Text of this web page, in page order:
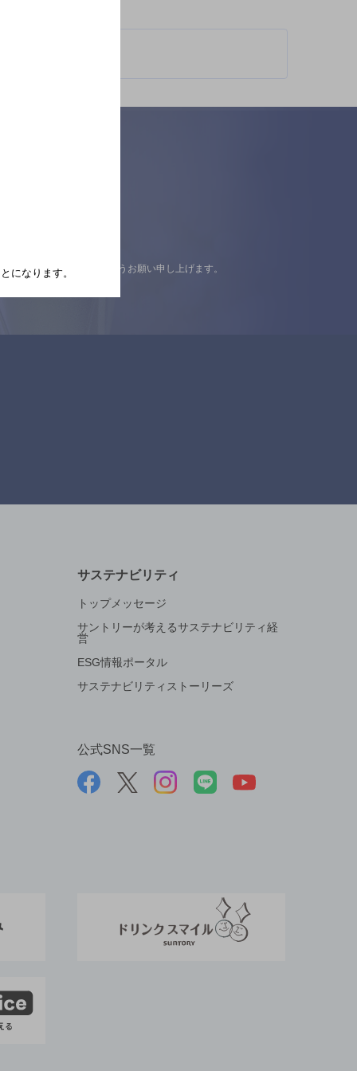
上ご来店くださいますようお願い申し上げます。
サステナビリティ
トップメッセージ
サントリーが考えるサステナビリティ経
営
ESG情報ポータル
サステナビリティストーリーズ
公式SNS一覧
になります。